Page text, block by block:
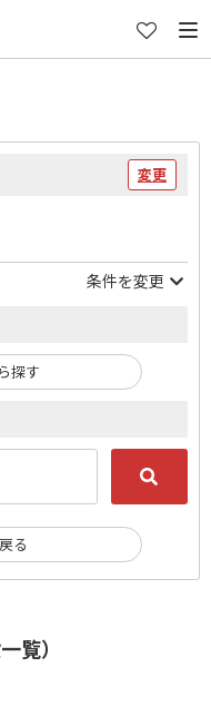
覧）
変更
条件を変更
探す
る